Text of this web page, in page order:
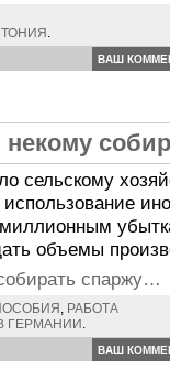
.
ВАШ
сельскому
объемы
спаржу…
, РАБОТА
ГЕРМАНИИ .
ВАШ